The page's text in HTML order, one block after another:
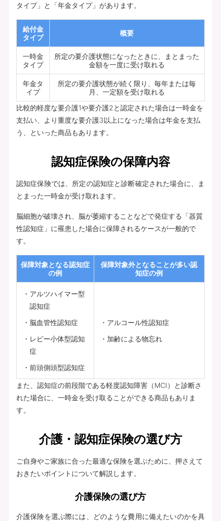
タイプ」と「年金タイプ」があります。
給付金
タイプ
概要
一時金
タイプ
所定の要介護状態になったときに、まとまった
金額を一度に受け取れる
年金タ
イプ
所定の要介護状態が続く限り、毎年または毎
月、一定額を受け取れる
比較的軽度な要介護1や要介護2と認定された場合は一時金を
支払い、より重度な要介護3以上になった場合は年金を支払
う、といった商品もあります。
認知症保険の保障内容
認知症保険では、所定の認知症と診断確定された場合に、ま
とまった一時金が受け取れます。
脳細胞が破壊され、脳が萎縮することなどで発症する「器質
性認知症」に罹患した場合に保障されるケースが一般的で
す。
保障対象となる認知症
の例
保障対象外となることが多い認
知症の例
アルツハイマー型
認知症
脳血管性認知症
レビー小体型認知
症
前頭側頭型認知症
アルコール性認知症
加齢による物忘れ
また、認知症の前段階である軽度認知障害（MCI）と診断さ
れた場合に、一時金を受け取ることができる商品もありま
す。
介護・認知症保険の選び方
ご自身やご家族に合った最適な保険を選ぶために、押さえて
おきたいポイントについて解説します。
介護保険の選び方
介護保険を選ぶ際には、どのような費用に備えたいのかを具